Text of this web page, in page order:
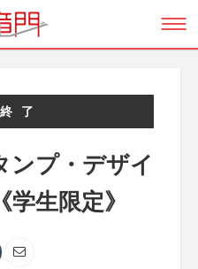
了
ンプ・デザイ
生限定》